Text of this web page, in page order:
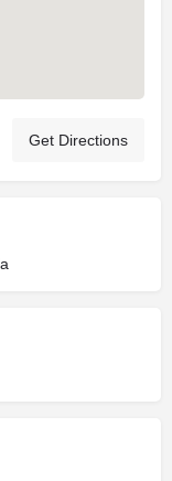
Get Directions